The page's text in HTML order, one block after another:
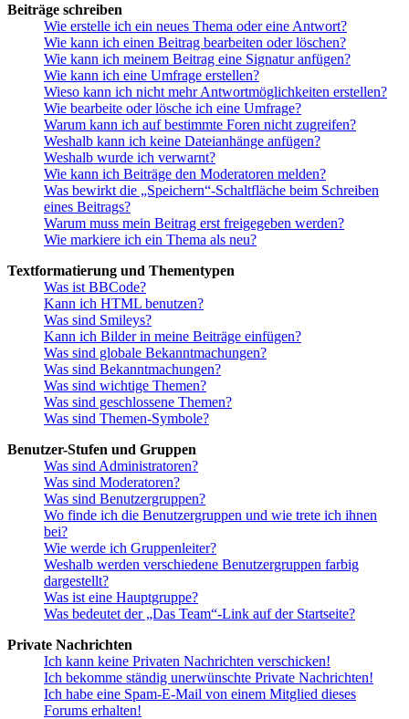
Beiträge schreiben
Wie erstelle ich ein neues Thema oder eine Antwort?
Wie kann ich einen Beitrag bearbeiten oder löschen?
Wie kann ich meinem Beitrag eine Signatur anfügen?
Wie kann ich eine Umfrage erstellen?
Wieso kann ich nicht mehr Antwortmöglichkeiten erstellen?
Wie bearbeite oder lösche ich eine Umfrage?
Warum kann ich auf bestimmte Foren nicht zugreifen?
Weshalb kann ich keine Dateianhänge anfügen?
Weshalb wurde ich verwarnt?
Wie kann ich Beiträge den Moderatoren melden?
Was bewirkt die „Speichern“-Schaltfläche beim Schreiben
eines Beitrags?
Warum muss mein Beitrag erst freigegeben werden?
Wie markiere ich ein Thema als neu?
Textformatierung und Thementypen
Was ist BBCode?
Kann ich HTML benutzen?
Was sind Smileys?
Kann ich Bilder in meine Beiträge einfügen?
Was sind globale Bekanntmachungen?
Was sind Bekanntmachungen?
Was sind wichtige Themen?
Was sind geschlossene Themen?
Was sind Themen-Symbole?
Benutzer-Stufen und Gruppen
Was sind Administratoren?
Was sind Moderatoren?
Was sind Benutzergruppen?
Wo finde ich die Benutzergruppen und wie trete ich ihnen
bei?
Wie werde ich Gruppenleiter?
Weshalb werden verschiedene Benutzergruppen farbig
dargestellt?
Was ist eine Hauptgruppe?
Was bedeutet der „Das Team“-Link auf der Startseite?
Private Nachrichten
Ich kann keine Privaten Nachrichten verschicken!
Ich bekomme ständig unerwünschte Private Nachrichten!
Ich habe eine Spam-E-Mail von einem Mitglied dieses
Forums erhalten!